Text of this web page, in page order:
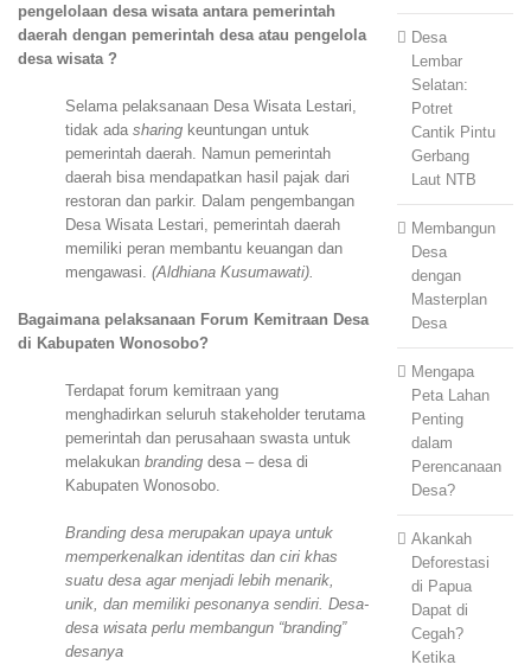
pengelolaan desa wisata antara pemerintah
daerah dengan pemerintah desa atau pengelola
desa wisata ?
Selama pelaksanaan Desa Wisata Lestari,
tidak ada sharing keuntungan untuk
pemerintah daerah. Namun pemerintah
daerah bisa mendapatkan hasil pajak dari
restoran dan parkir. Dalam pengembangan
Desa Wisata Lestari, pemerintah daerah
memiliki peran membantu keuangan dan
mengawasi. (Aldhiana Kusumawati).
Bagaimana pelaksanaan Forum Kemitraan Desa
di Kabupaten Wonosobo?
Terdapat forum kemitraan yang
menghadirkan seluruh stakeholder terutama
pemerintah dan perusahaan swasta untuk
melakukan branding desa – desa di
Kabupaten Wonosobo.
Branding desa merupakan upaya untuk
memperkenalkan identitas dan ciri khas
suatu desa agar menjadi lebih menarik,
unik, dan memiliki pesonanya sendiri. Desa-
desa wisata perlu membangun “branding”
desanya
Desa
Lembar
Selatan:
Potret
Cantik Pintu
Gerbang
Laut NTB
Membangun
Desa
dengan
Masterplan
Desa
Mengapa
Peta Lahan
Penting
dalam
Perencanaan
Desa?
Akankah
Deforestasi
di Papua
Dapat di
Cegah?
Ketika